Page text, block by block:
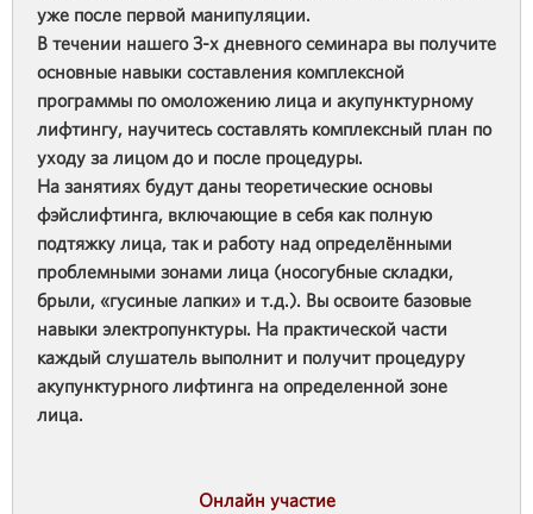
уже после первой манипуляции.
В течении нашего 3-х дневного семинара вы получите
основные навыки составления комплексной
программы по омоложению лица и акупунктурному
лифтингу, научитесь составлять комплексный план по
уходу за лицом до и после процедуры.
На занятиях будут даны теоретические основы
фэйслифтинга, включающие в себя как полную
подтяжку лица, так и работу над определёнными
проблемными зонами лица (носогубные складки,
брыли, «гусиные лапки» и т.д.). Вы освоите базовые
навыки электропунктуры. На практической части
каждый слушатель выполнит и получит процедуру
акупунктурного лифтинга на определенной зоне
лица.
Онлайн участие